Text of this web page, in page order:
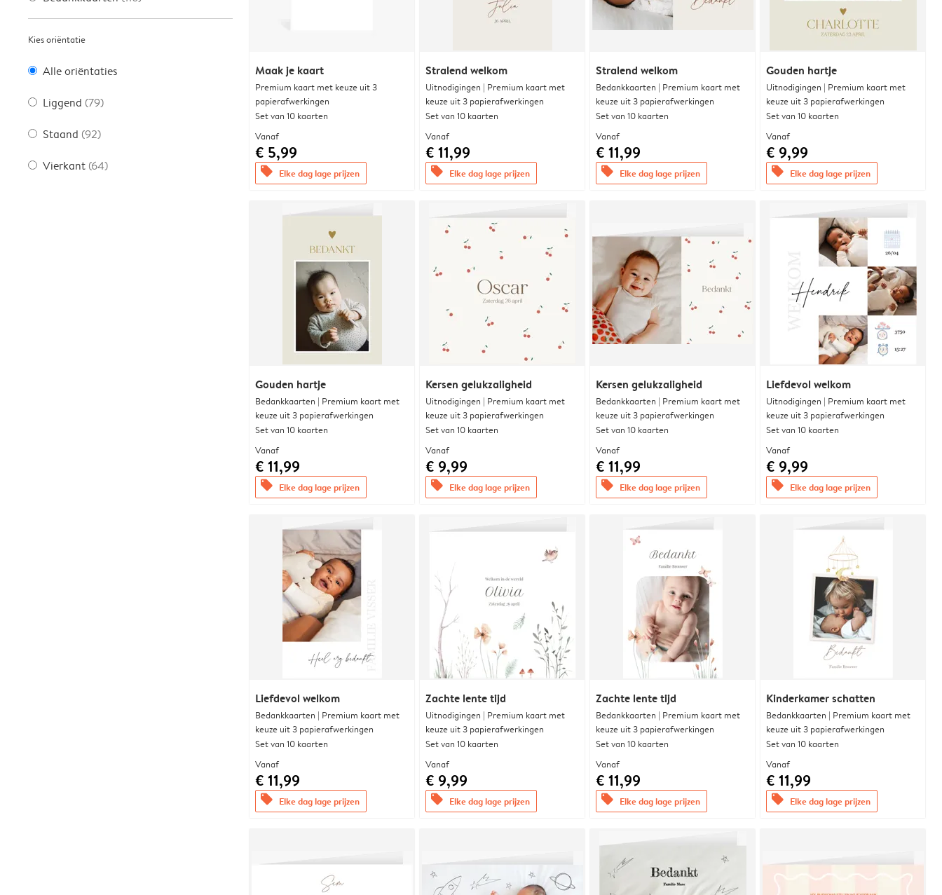
Kies oriëntatie
Alle oriëntaties
Liggend (79)
Staand (92)
Vierkant (64)
Maak je kaart
Premium kaart met keuze uit 3
papierafwerkingen
Set van 10 kaarten
Vanaf
€ 5,99
offers Elke dag lage prijzen
Stralend welkom
Uitnodigingen | Premium kaart met
keuze uit 3 papierafwerkingen
Set van 10 kaarten
Vanaf
€ 11,99
offers Elke dag lage prijzen
Stralend welkom
Bedankkaarten | Premium kaart met
keuze uit 3 papierafwerkingen
Set van 10 kaarten
Vanaf
€ 11,99
offers Elke dag lage prijzen
Gouden hartje
Uitnodigingen | Premium kaart met
keuze uit 3 papierafwerkingen
Set van 10 kaarten
Vanaf
€ 9,99
offers Elke dag lage prijzen
Gouden hartje
Bedankkaarten | Premium kaart met
keuze uit 3 papierafwerkingen
Set van 10 kaarten
Vanaf
€ 11,99
offers Elke dag lage prijzen
Kersen gelukzaligheid
Uitnodigingen | Premium kaart met
keuze uit 3 papierafwerkingen
Set van 10 kaarten
Vanaf
€ 9,99
offers Elke dag lage prijzen
Kersen gelukzaligheid
Bedankkaarten | Premium kaart met
keuze uit 3 papierafwerkingen
Set van 10 kaarten
Vanaf
€ 11,99
offers Elke dag lage prijzen
Liefdevol welkom
Uitnodigingen | Premium kaart met
keuze uit 3 papierafwerkingen
Set van 10 kaarten
Vanaf
€ 9,99
offers Elke dag lage prijzen
Liefdevol welkom
Bedankkaarten | Premium kaart met
keuze uit 3 papierafwerkingen
Set van 10 kaarten
Vanaf
€ 11,99
offers Elke dag lage prijzen
Zachte lente tijd
Uitnodigingen | Premium kaart met
keuze uit 3 papierafwerkingen
Set van 10 kaarten
Vanaf
€ 9,99
offers Elke dag lage prijzen
Zachte lente tijd
Bedankkaarten | Premium kaart met
keuze uit 3 papierafwerkingen
Set van 10 kaarten
Vanaf
€ 11,99
offers Elke dag lage prijzen
Kinderkamer schatten
Bedankkaarten | Premium kaart met
keuze uit 3 papierafwerkingen
Set van 10 kaarten
Vanaf
€ 11,99
offers Elke dag lage prijzen